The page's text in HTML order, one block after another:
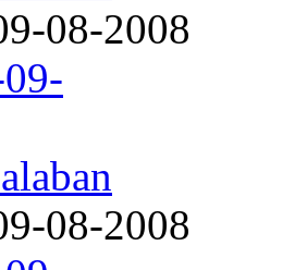
08-2008
08-2008